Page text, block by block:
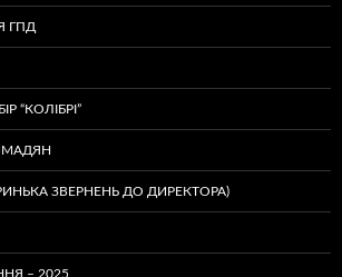
ГПД
“КОЛІБРІ”
ЗВЕРНЕНЬ ДО ДИРЕКТОРА)
– 2025